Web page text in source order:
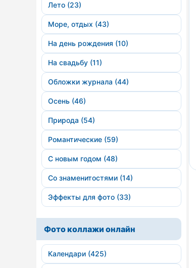
Лето (23)
Море, отдых (43)
На день рождения (10)
На свадьбу (11)
Обложки журнала (44)
Осень (46)
Природа (54)
Романтические (59)
С новым годом (48)
Со знаменитостями (14)
Эффекты для фото (33)
Фото коллажи онлайн
Календари (425)